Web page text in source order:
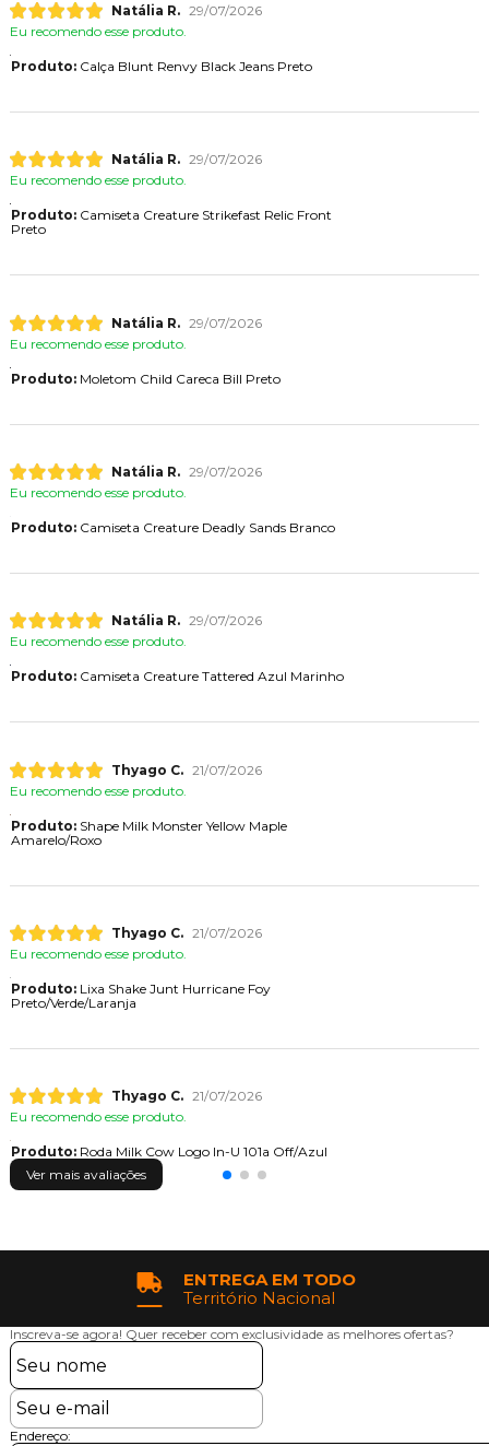
Natália R. 29/07/2026
Eu recomendo esse produto.
Produto:Calça Blunt Renvy Black Jeans Preto
Natália R. 29/07/2026
Eu recomendo esse produto.
Produto:Camiseta Creature Strikefast Relic Front
Preto
Natália R. 29/07/2026
Eu recomendo esse produto.
Produto:Moletom Child Careca Bill Preto
Natália R. 29/07/2026
Eu recomendo esse produto.
Produto:Camiseta Creature Deadly Sands Branco
Natália R. 29/07/2026
Eu recomendo esse produto.
Produto:Camiseta Creature Tattered Azul Marinho
Thyago C. 21/07/2026
Eu recomendo esse produto.
Produto:Shape Milk Monster Yellow Maple
Amarelo/Roxo
Thyago C. 21/07/2026
Eu recomendo esse produto.
Produto:Lixa Shake Junt Hurricane Foy
Preto/Verde/Laranja
Thyago C. 21/07/2026
Eu recomendo esse produto.
Produto:Roda Milk Cow Logo In-U 101a Off/Azul
Ver mais avaliações
ENTREGA EM TODO
Território Nacional
Inscreva-se agora! Quer receber com exclusividade as melhores ofertas?
Endereço: